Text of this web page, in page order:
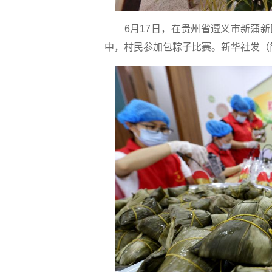
6月17日，在贵州省遵义市新蒲
中，村民参加包粽子比赛。 新华社发（